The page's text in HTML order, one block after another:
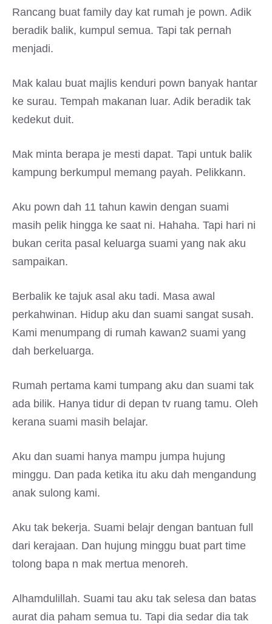
Rancang buat family day kat rumah je pown. Adik
beradik balik, kumpul semua. Tapi tak pernah
menjadi.
Mak kalau buat majlis kenduri pown banyak hantar
ke surau. Tempah makanan luar. Adik beradik tak
kedekut duit.
Mak minta berapa je mesti dapat. Tapi untuk balik
kampung berkumpul memang payah. Pelikkann.
Aku pown dah 11 tahun kawin dengan suami
masih pelik hingga ke saat ni. Hahaha. Tapi hari ni
bukan cerita pasal keluarga suami yang nak aku
sampaikan.
Berbalik ke tajuk asal aku tadi. Masa awal
perkahwinan. Hidup aku dan suami sangat susah.
Kami menumpang di rumah kawan2 suami yang
dah berkeluarga.
Rumah pertama kami tumpang aku dan suami tak
ada bilik. Hanya tidur di depan tv ruang tamu. Oleh
kerana suami masih belajar.
Aku dan suami hanya mampu jumpa hujung
minggu. Dan pada ketika itu aku dah mengandung
anak sulong kami.
Aku tak bekerja. Suami belajr dengan bantuan full
dari kerajaan. Dan hujung minggu buat part time
tolong bapa n mak mertua menoreh.
Alhamdulillah. Suami tau aku tak selesa dan batas
aurat dia paham semua tu. Tapi dia sedar dia tak